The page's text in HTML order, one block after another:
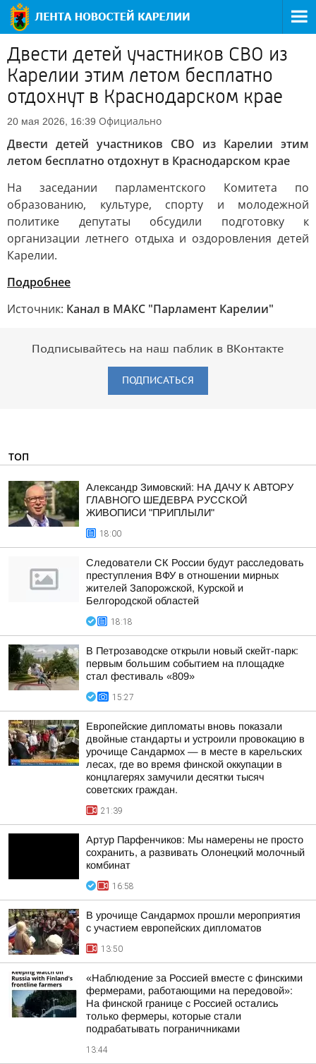
Двести детей участников СВО из
Карелии этим летом бесплатно
отдохнут в Краснодарском крае
20 мая 2026, 16:39 Официально
Двести детей участников СВО из Карелии этим
летом бесплатно отдохнут в Краснодарском крае
На заседании парламентского Комитета по
образованию, культуре, спорту и молодежной
политике депутаты обсудили подготовку к
организации летнего отдыха и оздоровления детей
Карелии.
Подробнее
Источник: Канал в МАКС "Парламент Карелии"
Подписывайтесь на наш паблик в ВКонтакте
ПОДПИСАТЬСЯ
ТОП
Александр Зимовский: НА ДАЧУ К АВТОРУ
ГЛАВНОГО ШЕДЕВРА РУССКОЙ
ЖИВОПИСИ "ПРИПЛЫЛИ"
18:00
Следователи СК России будут расследовать
преступления ВФУ в отношении мирных
жителей Запорожской, Курской и
Белгородской областей
18:18
В Петрозаводске открыли новый скейт-парк:
первым большим событием на площадке
стал фестиваль «809»
15:27
Европейские дипломаты вновь показали
двойные стандарты и устроили провокацию в
урочище Сандармох — в месте в карельских
лесах, где во время финской оккупации в
концлагерях замучили десятки тысяч
советских граждан.
21:39
Артур Парфенчиков: Мы намерены не просто
сохранить, а развивать Олонецкий молочный
комбинат
16:58
В урочище Сандармох прошли мероприятия
с участием европейских дипломатов
13:50
«Наблюдение за Россией вместе с финскими
фермерами, работающими на передовой»:
На финской границе с Россией остались
только фермеры, которые стали
подрабатывать пограничниками
13:44